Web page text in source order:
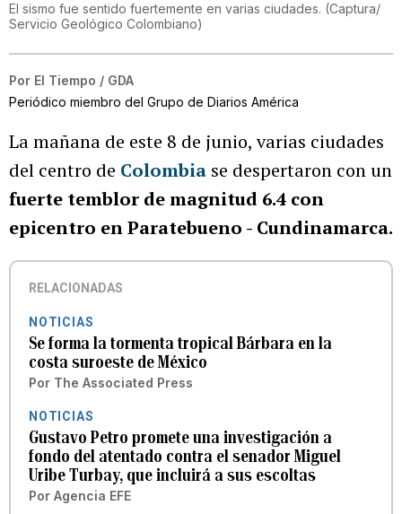
El sismo fue sentido fuertemente en varias ciudades. (Captura/
Servicio Geológico Colombiano)
Por El Tiempo / GDA
Periódico miembro del Grupo de Diarios América
La mañana de este 8 de junio, varias ciudades
del centro de Colombia se despertaron con un
fuerte temblor de magnitud 6.4 con
epicentro en Paratebueno - Cundinamarca.
RELACIONADAS
NOTICIAS
Se forma la tormenta tropical Bárbara en la
costa suroeste de México
Por The Associated Press
NOTICIAS
Gustavo Petro promete una investigación a
fondo del atentado contra el senador Miguel
Uribe Turbay, que incluirá a sus escoltas
Por Agencia EFE